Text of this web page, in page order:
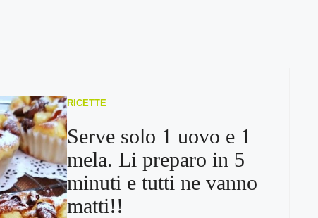
RICETTE
Serve solo 1 uovo e 1
mela. Li preparo in 5
minuti e tutti ne vanno
matti!!